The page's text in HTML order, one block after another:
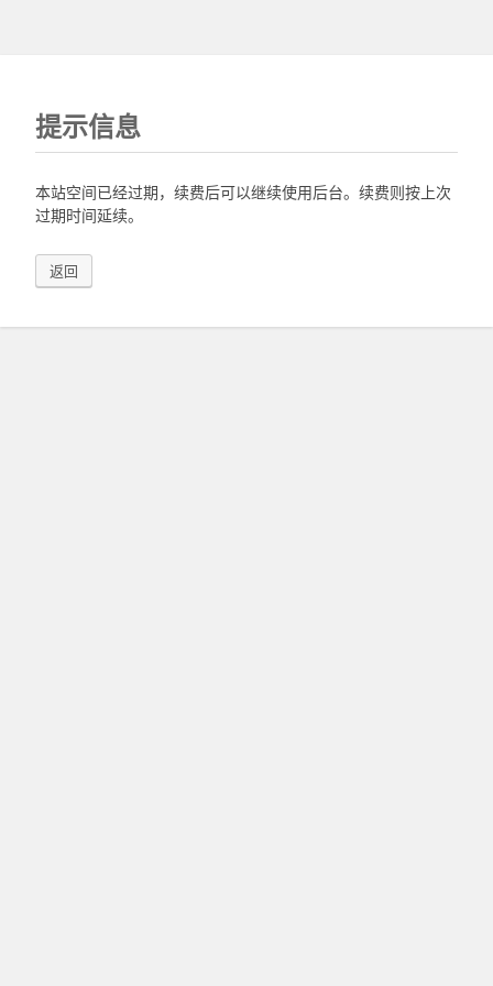
提示信息
本站空间已经过期，续费后可以继续使用后台。续费则按上次
过期时间延续。
返回